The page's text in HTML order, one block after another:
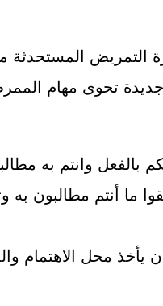
التمريض المستحدثة
جديدة تحوى مهام
وانتم به
ما أنتم مطالبون به
محل الاهتمام